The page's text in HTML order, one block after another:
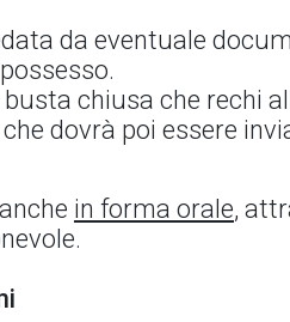
da eventuale
chiusa che rechi
dovrà poi essere
in forma orale,